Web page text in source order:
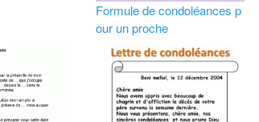
Formule de condoléances p
our un proche